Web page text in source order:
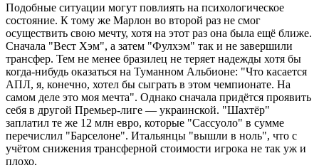
Подобные ситуации могут повлиять на психологическое
состояние. К тому же Марлон во второй раз не смог
осуществить свою мечту, хотя на этот раз она была ещё ближе.
Сначала "Вест Хэм", а затем "Фулхэм" так и не завершили
трансфер. Тем не менее бразилец не теряет надежды хотя бы
когда-нибудь оказаться на Туманном Альбионе: "Что касается
АПЛ, я, конечно, хотел бы сыграть в этом чемпионате. На
самом деле это моя мечта". Однако сначала придётся проявить
себя в другой Премьер-лиге — украинской. "Шахтёр"
заплатил те же 12 млн евро, которые "Сассуоло" в сумме
перечислил "Барселоне". Итальянцы "вышли в ноль", что с
учётом снижения трансферной стоимости игрока не так уж и
плохо.